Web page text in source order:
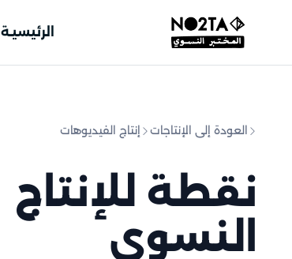
الرئيسيـة
العودة إلى الإنتاجات إنتاج الفيديوهات
نقطة للإنتاج
النسوي